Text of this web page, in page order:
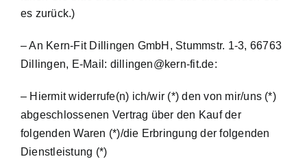
es zurück.)
– An Kern-Fit Dillingen GmbH, Stummstr. 1-3, 66763
Dillingen, E-Mail: dillingen@kern-fit.de:
– Hiermit widerrufe(n) ich/wir (*) den von mir/uns (*)
abgeschlossenen Vertrag über den Kauf der
folgenden Waren (*)/die Erbringung der folgenden
Dienstleistung (*)